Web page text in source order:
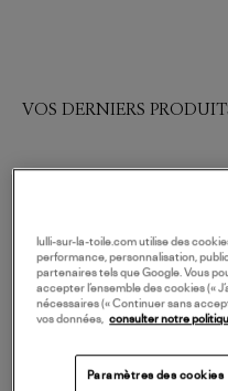
VOS DERNIERS
lulli-sur-la-toile.com utilise des
performance, personnalisation,
partenaires tels que Google. Vous
accepter l’ensemble des cookies («
nécessaires (« Continuer sans
vos données, consulter notre
Paramètres des cookies